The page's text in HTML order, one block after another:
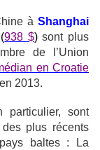
à Shanghai
(938 $)sont plus
de l’Union
en Croatie
2013.
particulier, sont
plus récents
baltes : La